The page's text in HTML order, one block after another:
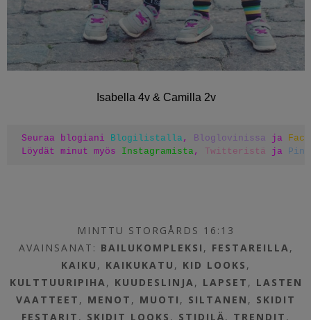
Isabella 4v & Camilla 2v
Seuraa blogiani Blogilistalla, Bloglovinissa ja
Löydät minut myös Instagramista, Twitteristä ja
MINTTU STORGÅRDS 16:13
AVAINSANAT: BAILUKOMPLEKSI , FESTAREILLA ,
KAIKU , KAIKUKATU , KID LOOKS ,
KULTTUURIPIHA , KUUDESLINJA , LAPSET , LASTEN
VAATTEET , MENOT , MUOTI , SILTANEN , SKIDIT
FESTARIT , SKIDIT LOOKS , STIDILÄ, TRENDIT ,